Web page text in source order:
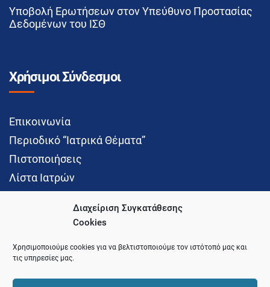
Διαχείριση Συγκατάθεσης
Cookies
Χρησιμοποιούμε cookies για να βελτιστοποιούμε τον ιστότοπό μας και
τις υπηρεσίες μας.
Υποβολή Ερωτήσεων στον Υπεύθυνο Προστασίας
Δεδομένων του ΙΣΘ
Χρήσιμοι Σύνδεσμοι
Επικοινωνία
Περιοδικό “Ιατρικά Θέματα”
Πιστοποιήσεις
Λίστα Ιατρών
Social Media